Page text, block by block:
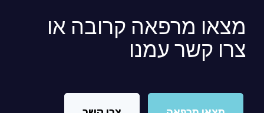
מצאו מרפאה קרובה או
צרו קשר עמנו